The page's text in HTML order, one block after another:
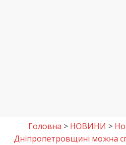
Головна > НОВИНИ >
Дніпропетровщині можна